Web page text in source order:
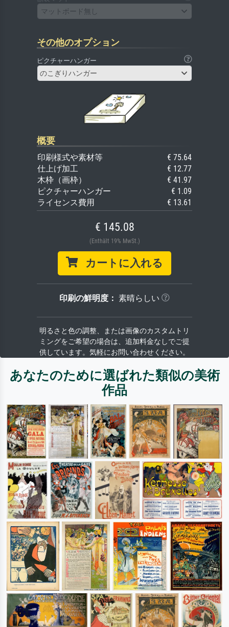
マットボード無し
その他のオプション
ピクチャーハンガー
のこぎりハンガー
概要
印刷様式や素材等
€ 75.64
仕上げ加工
€ 12.77
木枠（画枠）
€ 41.97
ピクチャーハンガー
€ 1.09
ライセンス費用
€ 13.61
€ 145.08
(Enthält 19% MwSt.)
カートに入れる
印刷の鮮明度： 素晴らしい
明るさと色の調整、または画像のカスタムトリ
ミングをご希望の場合は、追加料金なしでご提
供しています。気軽にお問い合わせください。
あなたのために選ばれた類似の美術
作品